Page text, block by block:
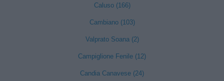
Caluso (166)
Cambiano (103)
Valprato Soana (2)
Campiglione Fenile (12)
Candia Canavese (24)